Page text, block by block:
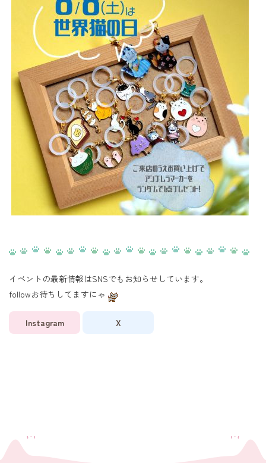
イベントの最新情報はSNSでもお知らせしています。
followお待ちしてますにゃ
Instagram X